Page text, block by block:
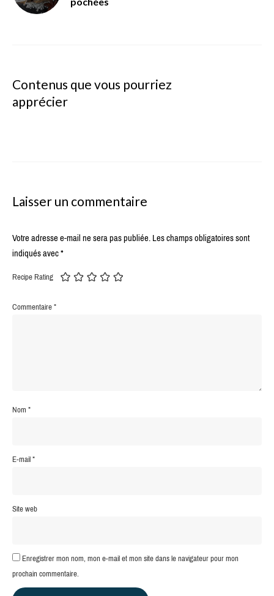
Contenus que vous pourriez
apprécier
Laisser un commentaire
Votre adresse e-mail ne sera pas publiée.Les champs obligatoires sont
indiqués avec*
Recipe Rating
Commentaire*
Nom*
E-mail*
Site web
Enregistrer mon nom, mon e-mail et mon site dans le navigateur pour mon
prochain commentaire.